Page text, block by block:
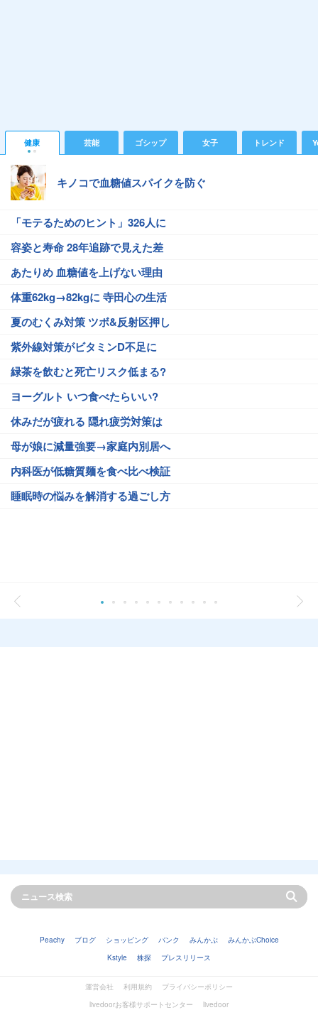
健康 芸能 ゴシップ 女子 トレンド
キノコで血糖値スパイクを防ぐ
「モテるためのヒント」326人に
容姿と寿命 28年追跡で見えた差
あたりめ 血糖値を上げない理由
体重62kg→82kgに 寺田心の生活
夏のむくみ対策 ツボ&反射区押し
紫外線対策がビタミンD不足に
緑茶を飲むと死亡リスク低まる?
ヨーグルト いつ食べたらいい?
休みだが疲れる 隠れ疲労対策は
母が娘に減量強要→家庭内別居へ
内科医が低糖質麺を食べ比べ検証
睡眠時の悩みを解消する過ごし方
Peachy ブログ ショッピング バンク みんかぶ
みんかぶChoice
Kstyle
株探 プレスリリース
運営会社 利用規約
プライバシーポリシー
livedoorお客様サポートセンター
livedoor